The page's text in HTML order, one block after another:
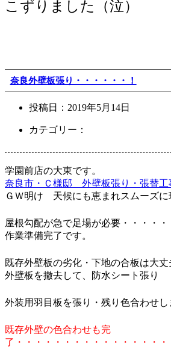
こずりました（泣）
奈良外壁板張り・・・・・・！
投稿日： 2019年5月14日
カテゴリー：
学園前店の大東です。
奈良市・Ｃ様邸 外壁板張り・張替工
ＧＷ明け 天候にも恵まれスムーズに
屋根勾配が急で足場が必要・・・・・
作業準備完了です。
既存外壁板の劣化・下地の合板は大丈
外壁板を撤去して、防水シート張り
外装用羽目板を張り・残り色合わせし
既存外壁の色合わせも完
了・・・・・・・・・・・・・・・・